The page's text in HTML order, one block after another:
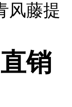
风藤提
销